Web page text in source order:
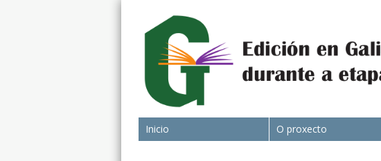
Inicio O proxecto